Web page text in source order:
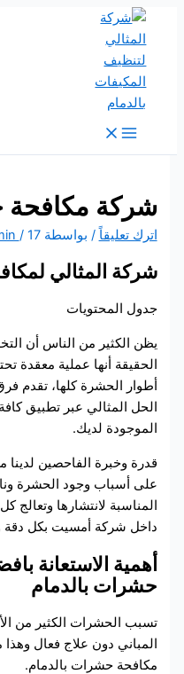
تخطي
المحتوى
شركة مكافحة
اترك تعليقاً / بواسطة / 17 يونيو، 2026
شركة المثالي
جدول المحتويات
يظن الكثير من الناس أن
الحقيقة أنها عملية معقدة
أطوار الحشرة كلها، تقدم
الحل المثالي عبر تطبيق
الموجودة لديك.
قدرة وخبرة الفاحصين
على أسباب وجود الحشرة
المناسبة لانتشارها
داخل شركة أمسيت بكل دقة
أهمية الاستعانة
حشرات بالدمام
تسبب الحشرات الكثير من
المباني دون علاج فعال وهذا
مكافحة حشرات بالدمام.